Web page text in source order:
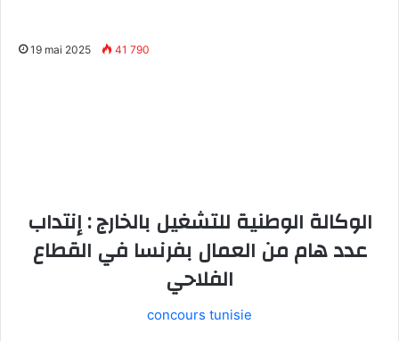
19 mai 2025 41 790
الوكالة الوطنية للتشغيل بالخارج : إنتداب
عدد هام من العمال بفرنسا في القطاع
الفلاحي
concours tunisie